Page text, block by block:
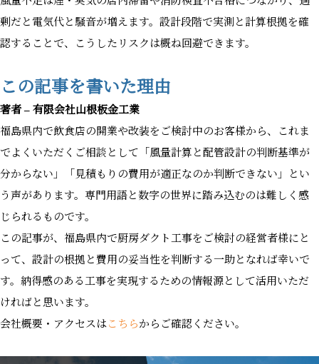
剰だと電気代と騒音が増えます。設計段階で実測と計算根拠を確
認することで、こうしたリスクは概ね回避できます。
この記事を書いた理由
著者 – 有限会社山根板金工業
福島県内で飲食店の開業や改装をご検討中のお客様から、これま
でよくいただくご相談として「風量計算と配管設計の判断基準が
分からない」「見積もりの費用が適正なのか判断できない」とい
う声があります。専門用語と数字の世界に踏み込むのは難しく感
じられるものです。
この記事が、福島県内で厨房ダクト工事をご検討の経営者様にと
って、設計の根拠と費用の妥当性を判断する一助となれば幸いで
す。納得感のある工事を実現するための情報源として活用いただ
ければと思います。
会社概要・アクセスはこちらからご確認ください。